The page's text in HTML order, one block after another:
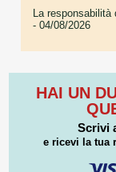
La
- 04/08/2026
HAI UN
Scrivi
e ricevi la tua